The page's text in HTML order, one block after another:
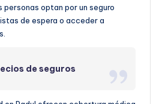
personas optan por un seguro
de espera o acceder a
de seguros